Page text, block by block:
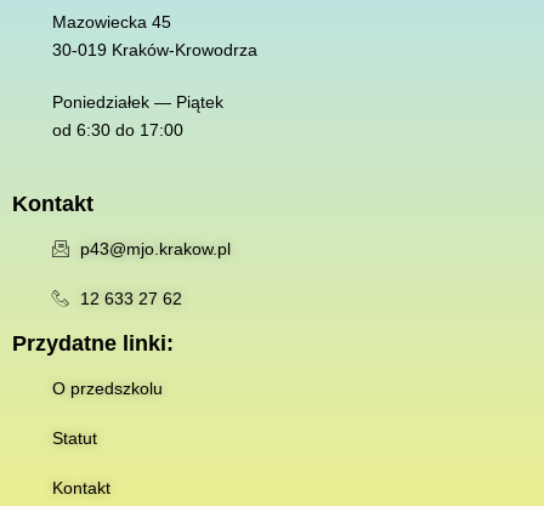
Mazowiecka 45
30-019 Kraków-Krowodrza
Poniedziałek — Piątek
od 6:30 do 17:00
Kontakt
p43@mjo.krakow.pl
12 633 27 62
Przydatne linki:
O przedszkolu
Statut
Kontakt